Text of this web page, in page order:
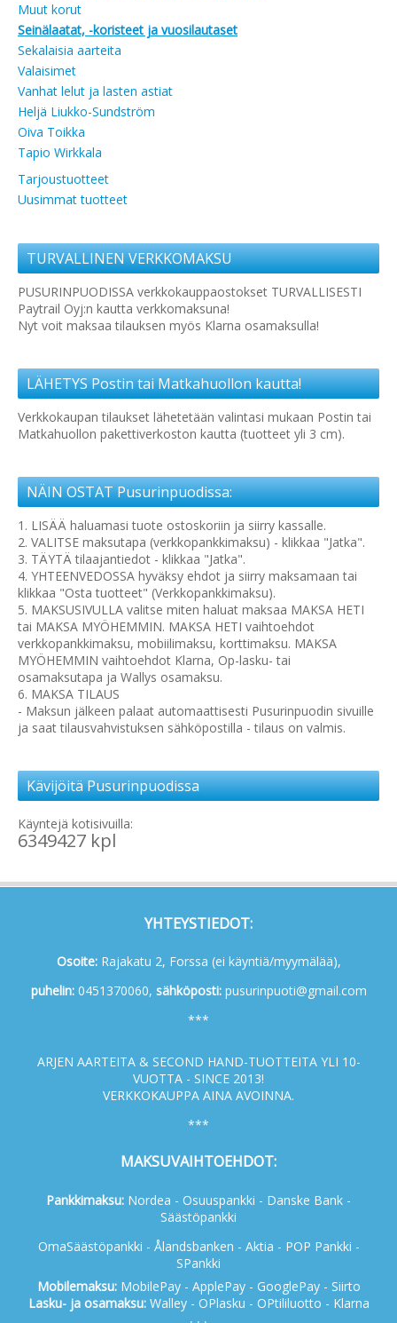
Muut korut
Seinälaatat, -koristeet ja vuosilautaset
Sekalaisia aarteita
Valaisimet
Vanhat lelut ja lasten astiat
Heljä Liukko-Sundström
Oiva Toikka
Tapio Wirkkala
Tarjoustuotteet
Uusimmat tuotteet
TURVALLINEN VERKKOMAKSU
PUSURINPUODISSA verkkokauppaostokset TURVALLISESTI
Paytrail Oyj:n kautta verkkomaksuna!
Nyt voit maksaa tilauksen myös Klarna osamaksulla!
LÄHETYS Postin tai Matkahuollon kautta!
Verkkokaupan tilaukset lähetetään valintasi mukaan Postin tai
Matkahuollon pakettiverkoston kautta (tuotteet yli 3 cm).
NÄIN OSTAT Pusurinpuodissa:
1. LISÄÄ haluamasi tuote ostoskoriin ja siirry kassalle.
2. VALITSE maksutapa (verkkopankkimaksu) - klikkaa "Jatka".
3. TÄYTÄ tilaajantiedot - klikkaa "Jatka".
4. YHTEENVEDOSSA hyväksy ehdot ja siirry maksamaan tai
klikkaa "Osta tuotteet" (Verkkopankkimaksu).
5. MAKSUSIVULLA valitse miten haluat maksaa MAKSA HETI
tai MAKSA MYÖHEMMIN. MAKSA HETI vaihtoehdot
verkkopankkimaksu, mobiilimaksu, korttimaksu. MAKSA
MYÖHEMMIN vaihtoehdot Klarna, Op-lasku- tai
osamaksutapa ja Wallys osamaksu.
6. MAKSA TILAUS
- Maksun jälkeen palaat automaattisesti Pusurinpuodin sivuille
ja saat tilausvahvistuksen sähköpostilla - tilaus on valmis.
Kävijöitä Pusurinpuodissa
Käyntejä kotisivuilla:
6349427 kpl
YHTEYSTIEDOT:
Osoite:Rajakatu 2, Forssa (ei käyntiä/myymälää),
puhelin:0451370060, sähköposti:pusurinpuoti@gmail.com
***
ARJEN AARTEITA & SECOND HAND-TUOTTEITA YLI 10-
VUOTTA - SINCE 2013!
VERKKOKAUPPA AINA AVOINNA.
***
MAKSUVAIHTOEHDOT:
Pankkimaksu: Nordea - Osuuspankki - Danske Bank -
Säästöpankki
OmaSäästöpankki - Ålandsbanken - Aktia - POP Pankki -
SPankki
Mobilemaksu:MobilePay - ApplePay - GooglePay - Siirto
Lasku- ja osamaksu:Walley - OPlasku - OPtililuotto - Klarna